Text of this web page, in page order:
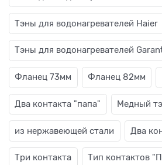
Тэны для водонагревателей Haier
Тэны для водонагревателей
Фланец 73мм Фланец 82мм
Два контакта "папа" Медный
из нержавеющей стали Два
Три контакта Тип контактов